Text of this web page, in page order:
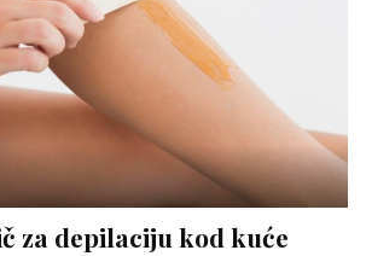
za depilaciju kod kuće